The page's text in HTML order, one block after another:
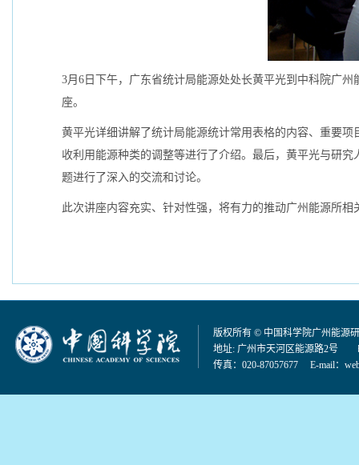
3月6日下午，广东省统计局能源处处长黄平光到中科院广
座。
黄平光详细讲解了统计局能源统计常用表格的内容、重要
收利用能源种类的调整等进行了介绍。最后，黄平光与研
题进行了深入的交流和讨论。
此次讲座内容充实、针对性强，将有力的推动广州能源所相
版权所有 © 中国科学院广州能源
地址: 广州市天河区能源路2号
传真：020-87057677 E-mail：